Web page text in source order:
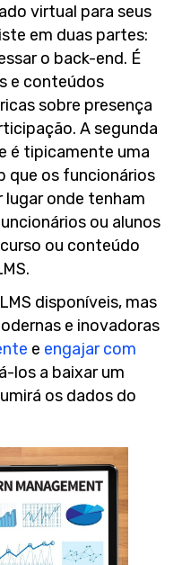
virtual para seus
em duas partes:
o back-end. É
e conteúdos
sobre presença
A segunda
é tipicamente uma
que os funcionários
lugar onde tenham
ou alunos
ou conteúdo
disponíveis, mas
e inovadoras
e engajar com
los a baixar um
os dados do